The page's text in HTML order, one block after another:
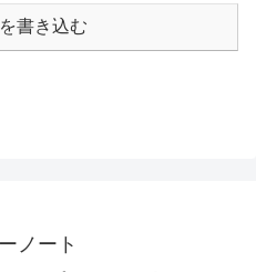
書き込む
ノート